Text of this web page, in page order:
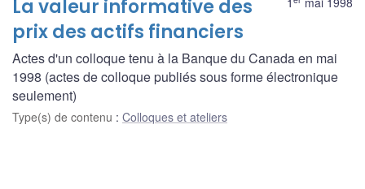
La valeur informative des
prix des actifs financiers
Actes d'un colloque tenu à la Banque du Canada en mai
1998 (actes de colloque publiés sous forme électronique
seulement)
Type(s) de contenu : Colloques et ateliers